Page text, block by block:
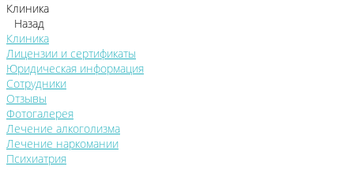
Клиника
Назад
Клиника
Лицензии и сертификаты
Юридическая информация
Сотрудники
Отзывы
Фотогалерея
Лечение алкоголизма
Лечение наркомании
Психиатрия